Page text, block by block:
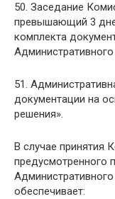
50. Заседание
превышающий 3
комплекта
Административного
51.
документации на
решения».
В случае принятия
предусмотренного
обеспечивает: